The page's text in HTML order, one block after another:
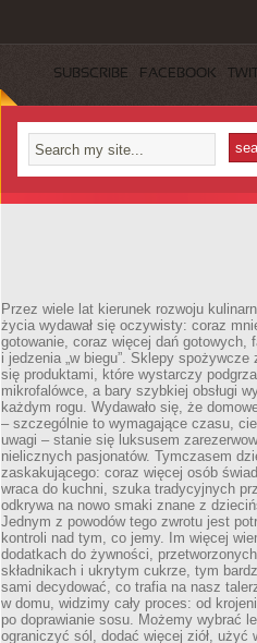
SUBSCRIBE FACEBOOK
Przez wiele lat kierunek rozwoju
życia wydawał się oczywisty: coraz
gotowanie, coraz więcej dań gotowych,
i jedzenia „w biegu”. Sklepy spożywcze
się produktami, które wystarczy
mikrofalówce, a bary szybkiej obsługi
każdym rogu. Wydawało się, że
– szczególnie to wymagające czasu,
uwagi – stanie się luksusem
nielicznych pasjonatów. Tymczasem
zaskakującego: coraz więcej osób
wraca do kuchni, szuka tradycyjnych
odkrywa na nowo smaki znane z
Jednym z powodów tego zwrotu jest
kontroli nad tym, co jemy. Im więcej
dodatkach do żywności, przetworzonych
składnikach i ukrytym cukrze, tym
sami decydować, co trafia na nasz
w domu, widzimy cały proces: od
po doprawianie sosu. Możemy wybrać
ograniczyć sól, dodać więcej ziół, użyć